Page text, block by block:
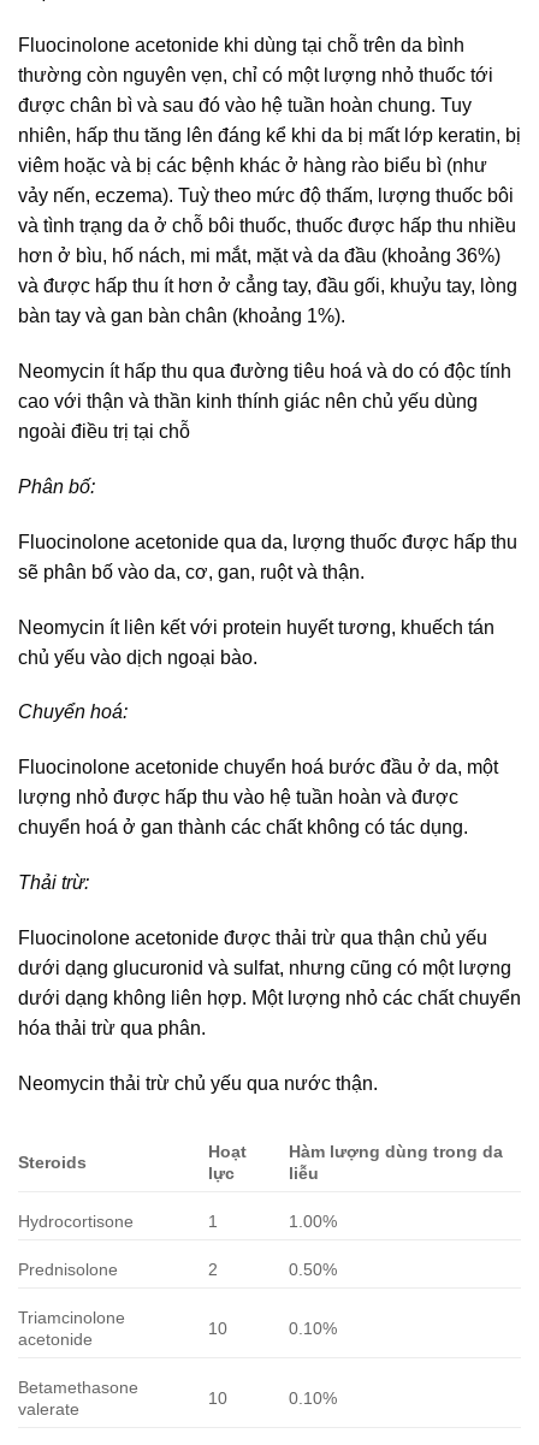
Fluocinolone acetonide khi dùng tại chỗ trên da bình
thường còn nguyên vẹn, chỉ có một lượng nhỏ thuốc tới
được chân bì và sau đó vào hệ tuần hoàn chung. Tuy
nhiên, hấp thu tăng lên đáng kể khi da bị mất lớp keratin, bị
viêm hoặc và bị các bệnh khác ở hàng rào biểu bì (như
vảy nến, eczema). Tuỳ theo mức độ thấm, lượng thuốc bôi
và tình trạng da ở chỗ bôi thuốc, thuốc được hấp thu nhiều
hơn ở bìu, hố nách, mi mắt, mặt và da đầu (khoảng 36%)
và được hấp thu ít hơn ở cẳng tay, đầu gối, khuỷu tay, lòng
bàn tay và gan bàn chân (khoảng 1%).
Neomycin ít hấp thu qua đường tiêu hoá và do có độc tính
cao với thận và thần kinh thính giác nên chủ yếu dùng
ngoài điều trị tại chỗ
Phân bố:
Fluocinolone acetonide qua da, lượng thuốc được hấp thu
sẽ phân bố vào da, cơ, gan, ruột và thận.
Neomycin ít liên kết với protein huyết tương, khuếch tán
chủ yếu vào dịch ngoại bào.
Chuyển hoá:
Fluocinolone acetonide chuyển hoá bước đầu ở da, một
lượng nhỏ được hấp thu vào hệ tuần hoàn và được
chuyển hoá ở gan thành các chất không có tác dụng.
Thải trừ:
Fluocinolone acetonide được thải trừ qua thận chủ yếu
dưới dạng glucuronid và sulfat, nhưng cũng có một lượng
dưới dạng không liên hợp. Một lượng nhỏ các chất chuyển
hóa thải trừ qua phân.
Neomycin thải trừ chủ yếu qua nước thận.
Steroids
Hoạt
lực
Hàm lượng dùng trong da
liễu
Hydrocortisone 1 1.00%
Prednisolone 2 0.50%
Triamcinolone
acetonide
10 0.10%
Betamethasone
valerate
10 0.10%